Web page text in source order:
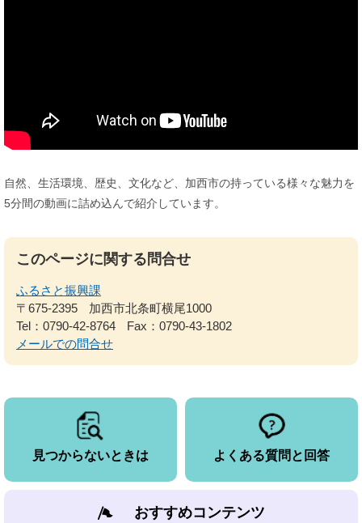
自然、生活環境、歴史、文化など、加西市の持っている様々な魅力を
5分間の動画に詰め込んで紹介しています。
このページに関する問合せ
ふるさと振興課
〒675-2395
加西市北条町横尾1000
Tel：0790-42-8764
Fax：0790-43-1802
メールでの問合せ
見つからないときは よくある質問と回答
おすすめコンテンツ